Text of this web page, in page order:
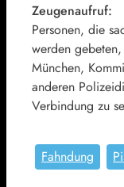
Zeugenaufruf:
Personen, die
werden
München,
anderen
Verbindung zu
Fahndung